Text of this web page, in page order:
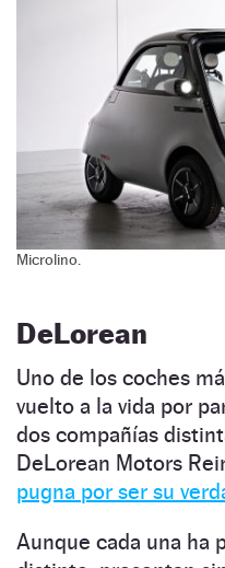
Microlino.
DeLorean
Uno de los coches
vuelto a la vida por
dos compañías
DeLorean Motors
pugna por ser su
Aunque cada una ha